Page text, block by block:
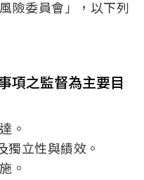
之職務
授暨兼任教授
授
事業長
理
之職務
理
險委員會」，以下列
項之監督為主要目
。
獨立性與績效。
。